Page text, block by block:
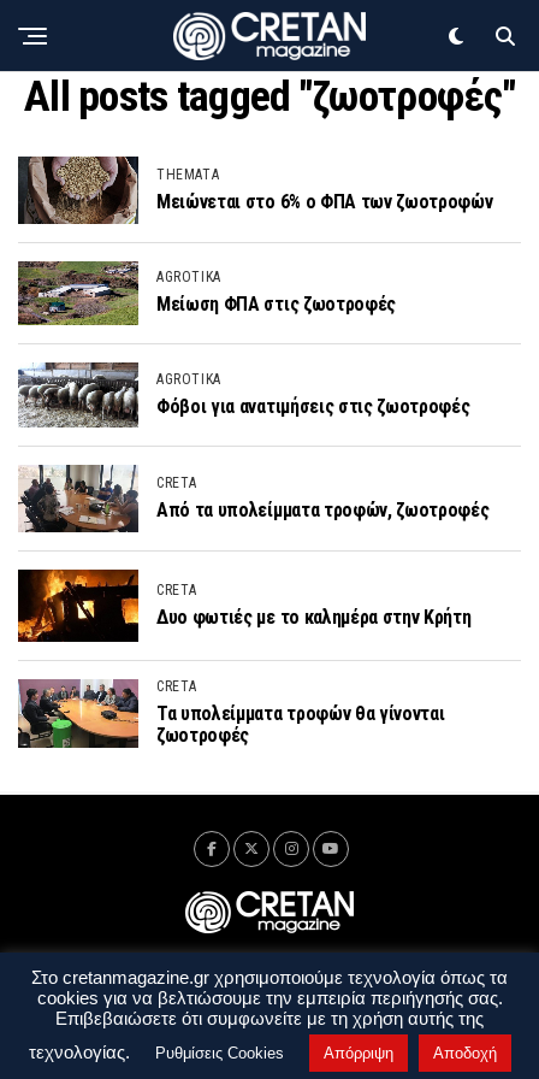
All posts tagged "ζωοτροφές"
THEMATA
Μειώνεται στο 6% ο ΦΠΑ των ζωοτροφών
AGROTIKA
Μείωση ΦΠΑ στις ζωοτροφές
AGROTIKA
Φόβοι για ανατιμήσεις στις ζωοτροφές
CRETA
Από τα υπολείμματα τροφών, ζωοτροφές
CRETA
Δυο φωτιές με το καλημέρα στην Κρήτη
CRETA
Τα υπολείμματα τροφών θα γίνονται
ζωοτροφές
Ταυτότητα Πολιτική Απορρήτου
Όροι Χρήσης
Όροι και Προϋποθέσεις
Στο cretanmagazine.gr χρησιμοποιούμε τεχνολογία όπως τα
cookies για να βελτιώσουμε την εμπειρία περιήγησής σας.
Επιβεβαιώσετε ότι συμφωνείτε με τη χρήση αυτής της
τεχνολογίας.
Ρυθμίσεις Cookies Απόρριψη Αποδοχή